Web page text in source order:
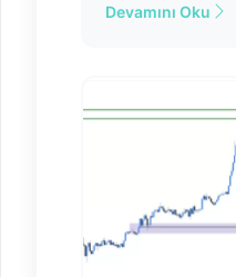
Devamını Oku